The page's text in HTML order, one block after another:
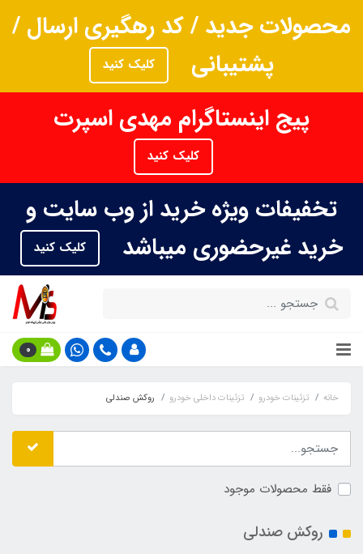
محصولات جدید / کد رهگیری ارسال /
پشتیبانی
کلیک کنید
پیج اینستاگرام مهدی اسپرت
کلیک کنید
تخفیفات ویژه خرید از وب سایت و
خرید غیرحضوری میباشد
کلیک کنید
0
خانه تزئینات خودرو تزئینات داخلی خودرو روکش صندلی
فقط محصولات موجود
روکش صندلی